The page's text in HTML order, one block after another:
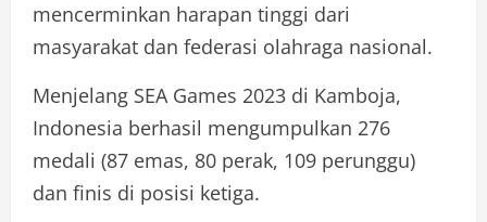
mencerminkan harapan tinggi dari
masyarakat dan federasi olahraga nasional.
Menjelang SEA Games 2023 di Kamboja,
Indonesia berhasil mengumpulkan 276
medali (87 emas, 80 perak, 109 perunggu)
dan finis di posisi ketiga.